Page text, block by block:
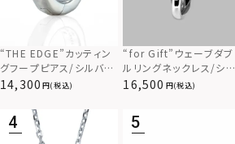
“THE EDGE”カッティン
グフープピアス/シルバー
925
14,300 (税込)
“for Gift”ウェーブダブ
ルリングネックレス/シル
バー×ブラック/シルバー
16,500 (税込)